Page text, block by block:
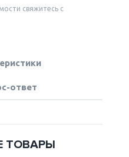
свяжитесь с
ответ
ТОВАРЫ